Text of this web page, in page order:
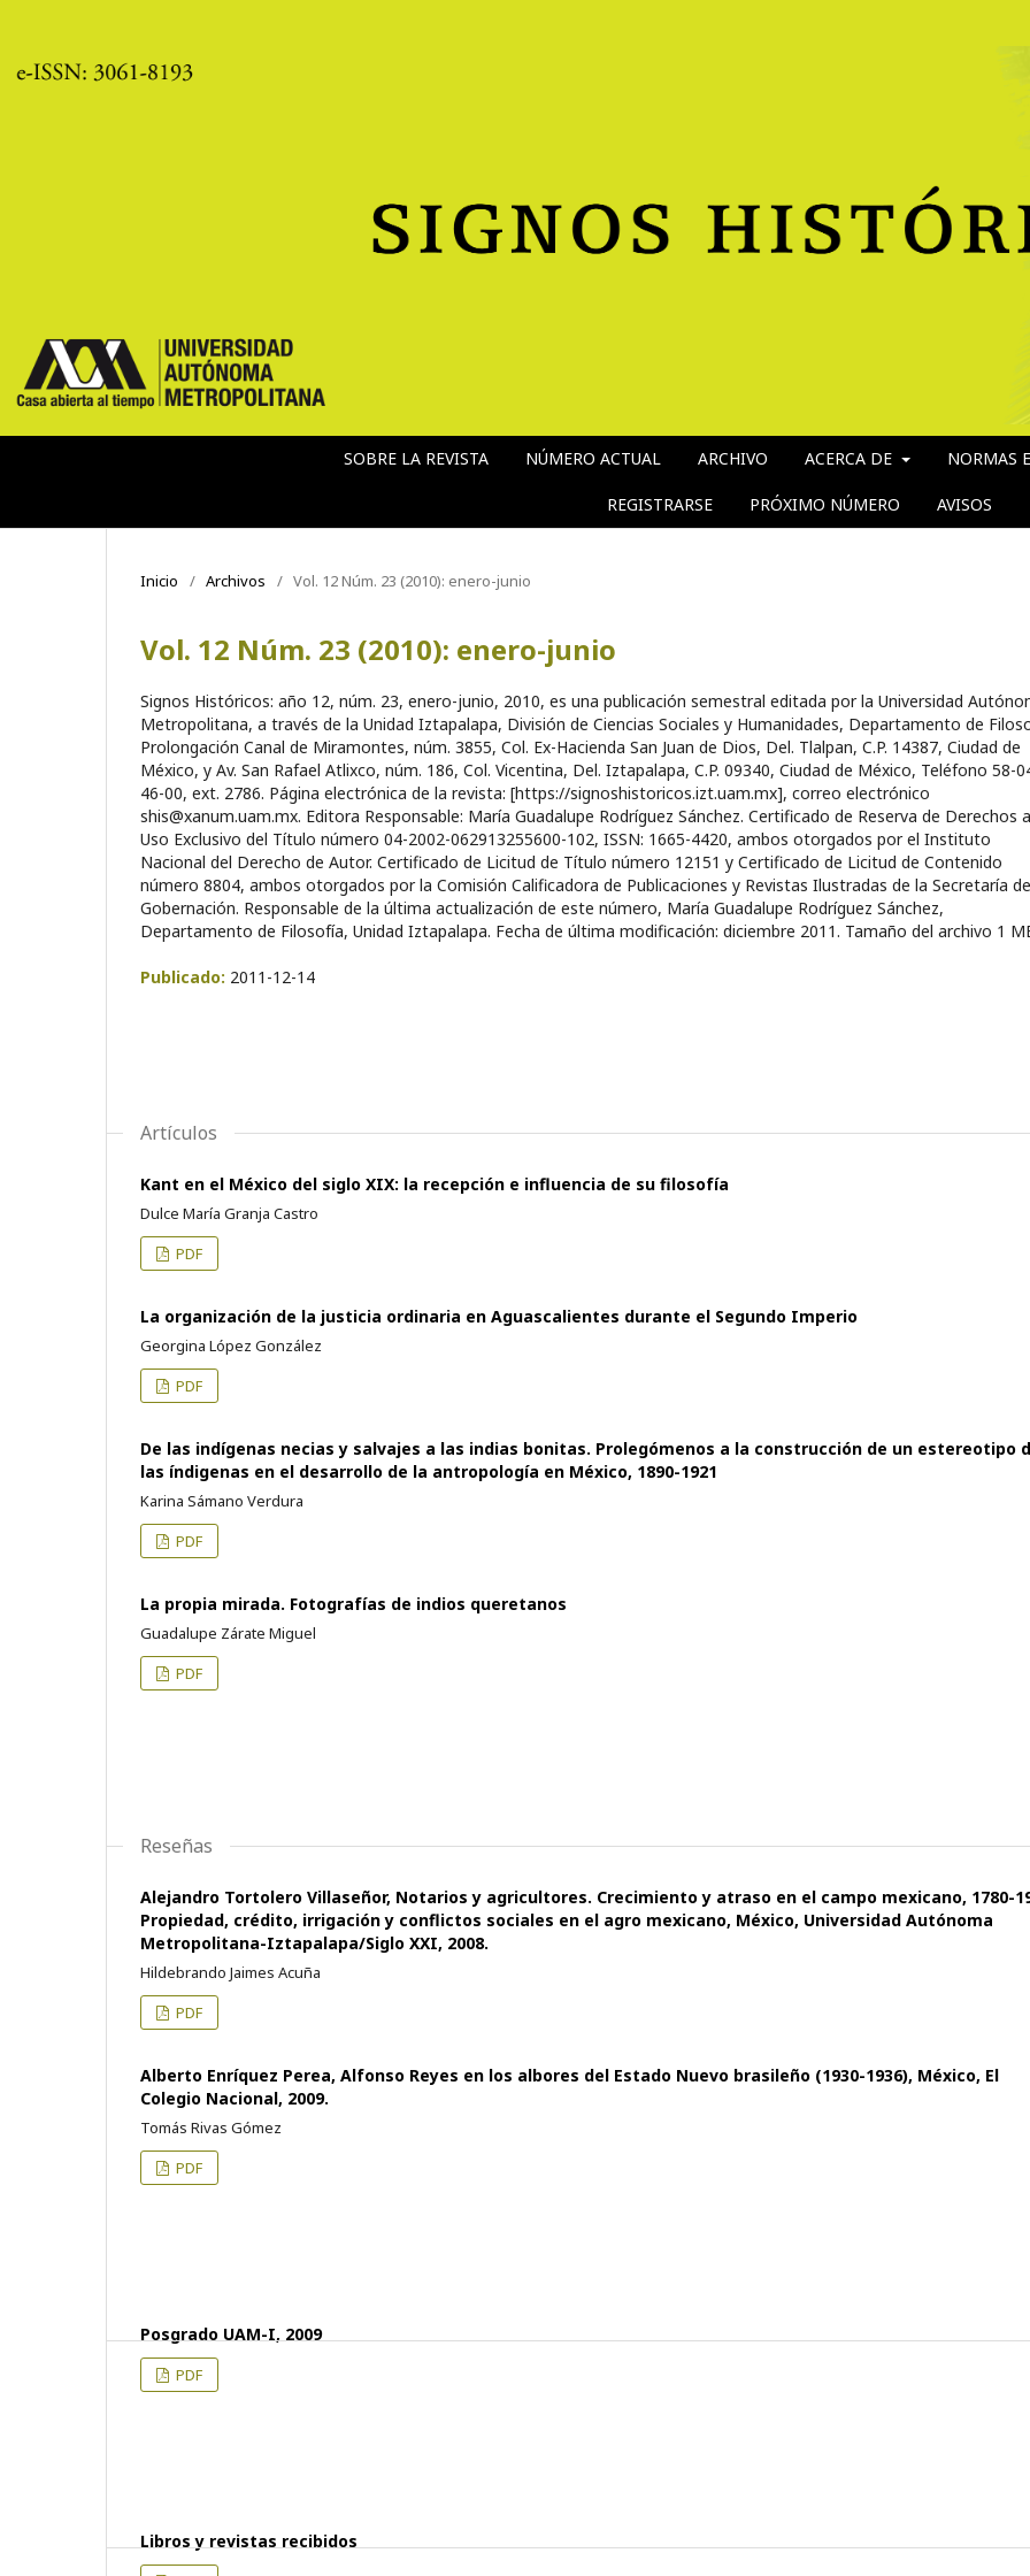
SOBRE LA REVISTA NÚMERO ACTUAL ARCHIVO ACERCA DE NORMAS
REGISTRARSE PRÓXIMO NÚMERO AVISOS
Inicio / Archivos / Vol. 12 Núm. 23 (2010): enero-junio
Vol. 12 Núm. 23 (2010): enero-junio
Signos Históricos: año 12, núm. 23, enero-junio, 2010, es una publicación semestral editada por la Universidad
Metropolitana, a través de la Unidad Iztapalapa, División de Ciencias Sociales y Humanidades, Departamento de
Prolongación Canal de Miramontes, núm. 3855, Col. Ex-Hacienda San Juan de Dios, Del. Tlalpan, C.P. 14387, Ciudad de
México, y Av. San Rafael Atlixco, núm. 186, Col. Vicentina, Del. Iztapalapa, C.P. 09340, Ciudad de México, Teléfono 58-
46-00, ext. 2786. Página electrónica de la revista: [https://signoshistoricos.izt.uam.mx], correo electrónico
shis@xanum.uam.mx. Editora Responsable: María Guadalupe Rodríguez Sánchez. Certificado de Reserva de Derechos
Uso Exclusivo del Título número 04-2002-062913255600-102, ISSN: 1665-4420, ambos otorgados por el Instituto
Nacional del Derecho de Autor. Certificado de Licitud de Título número 12151 y Certificado de Licitud de Contenido
número 8804, ambos otorgados por la Comisión Calificadora de Publicaciones y Revistas Ilustradas de la Secretaría de
Gobernación. Responsable de la última actualización de este número, María Guadalupe Rodríguez Sánchez,
Departamento de Filosofía, Unidad Iztapalapa. Fecha de última modificación: diciembre 2011. Tamaño del archivo 1
Publicado: 2011-12-14
Artículos
Kant en el México del siglo XIX: la recepción e influencia de su filosofía
Dulce María Granja Castro
PDF
La organización de la justicia ordinaria en Aguascalientes durante el Segundo Imperio
Georgina López González
PDF
De las indígenas necias y salvajes a las indias bonitas. Prolegómenos a la construcción de un estereotipo
las índigenas en el desarrollo de la antropología en México, 1890-1921
Karina Sámano Verdura
PDF
La propia mirada. Fotografías de indios queretanos
Guadalupe Zárate Miguel
PDF
Reseñas
Alejandro Tortolero Villaseñor, Notarios y agricultores. Crecimiento y atraso en el campo mexicano, 1780-
Propiedad, crédito, irrigación y conflictos sociales en el agro mexicano, México, Universidad Autónoma
Metropolitana-Iztapalapa/Siglo XXI, 2008.
Hildebrando Jaimes Acuña
PDF
Alberto Enríquez Perea, Alfonso Reyes en los albores del Estado Nuevo brasileño (1930-1936), México, El
Colegio Nacional, 2009.
Tomás Rivas Gómez
PDF
Posgrado UAM-I, 2009
PDF
Libros y revistas recibidos